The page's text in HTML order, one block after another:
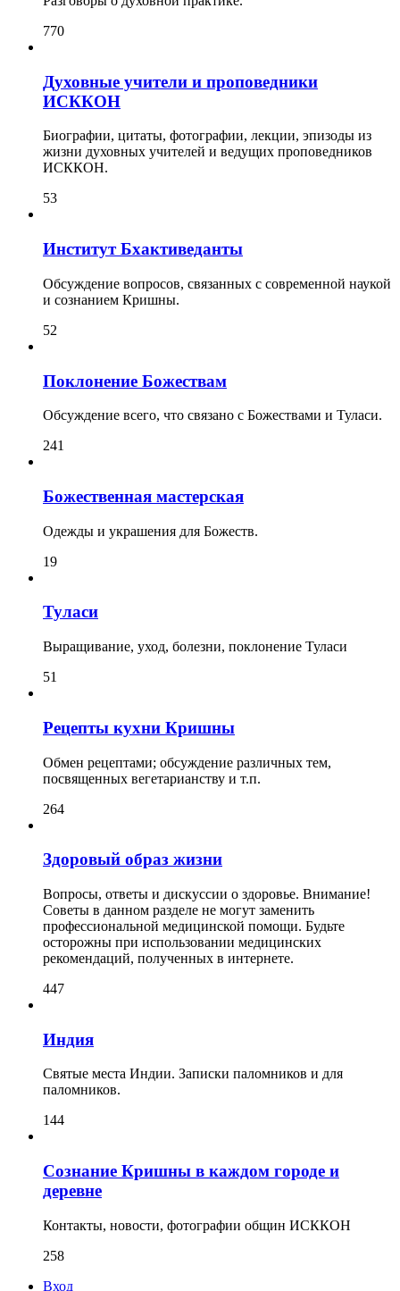
770
Духовные учители и проповедники
ИСККОН
Биографии, цитаты, фотографии, лекции, эпизоды из
жизни духовных учителей и ведущих проповедников
ИСККОН.
53
Институт Бхактиведанты
Обсуждение вопросов, связанных с современной наукой
и сознанием Кришны.
52
Поклонение Божествам
Обсуждение всего, что связано с Божествами и Туласи.
241
Божественная мастерская
Одежды и украшения для Божеств.
19
Туласи
Выращивание, уход, болезни, поклонение Туласи
51
Рецепты кухни Кришны
Обмен рецептами; обсуждение различных тем,
посвященных вегетарианству и т.п.
264
Здоровый образ жизни
Вопросы, ответы и дискуссии о здоровье. Внимание!
Советы в данном разделе не могут заменить
профессиональной медицинской помощи. Будьте
осторожны при использовании медицинских
рекомендаций, полученных в интернете.
447
Индия
Святые места Индии. Записки паломников и для
паломников.
144
Сознание Кришны в каждом городе и
деревне
Контакты, новости, фотографии общин ИСККОН
258
Вход